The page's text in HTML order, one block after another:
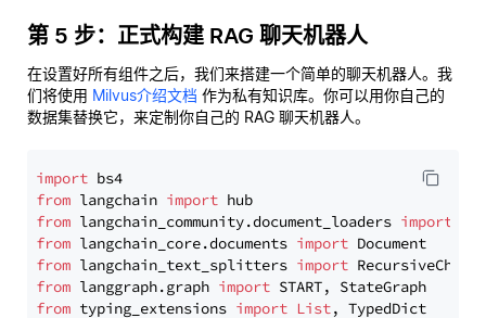
第 5 步：正式构建 RAG 聊天机器人
在设置好所有组件之后，我们来搭建一个简单的聊天机器人。我
们将使用 Milvus介绍文档 作为私有知识库。你可以用你自己的
数据集替换它，来定制你自己的 RAG 聊天机器人。
import
from langchain import
from langchain_community.document_loaders import
from langchain_core.documents import
from langchain_text_splitters import
from langgraph.graph import
from typing_extensions import List, TypedDict